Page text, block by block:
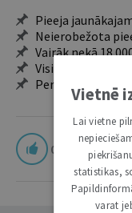
Pieeja
Neierobežota
Vairāk nekā 18
Visi tematiskie
Personalizētās
0
Vietnē
Lai vietne
statistikas,
varat